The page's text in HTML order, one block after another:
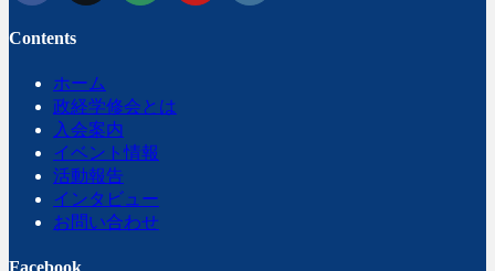
Contents
ホーム
政経学修会とは
入会案内
イベント情報
活動報告
インタビュー
お問い合わせ
Facebook